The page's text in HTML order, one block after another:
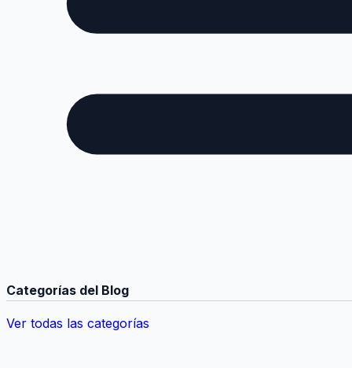
Categorías del Blog
Ver todas las categorías